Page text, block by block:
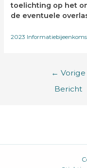
toelichting op het
de eventuele
2023
← Vorige
Bericht